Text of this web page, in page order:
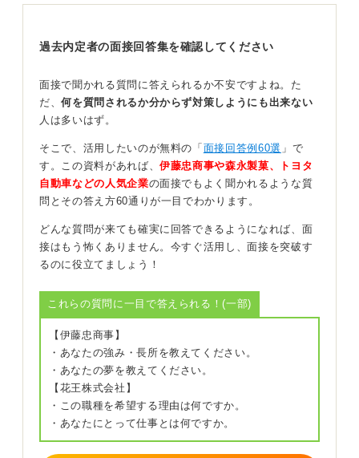
趣味で得たことを仕事につなげる！ 前向きに伝えよ
う
効果的にアピールするには、次のような流れで回答を組
み立てるのがおすすめです。
まず、趣味の内容を簡潔に伝えます。そして、その趣味
にどのように取り組んでいるか、具体的なエピソードを
交えて話をして、その活動から何を学び、どんな力が身
についたかを述べます。
性、情報収集力、分析力、創造力、表現力など、仕事に
活かせる要素は多くあります。
最後に、それらの経験が志望する職種や企業でどう役立
つのかを具体的に結びつけて話すと、あなたの魅力がよ
り伝わりやすくなります。
たとえば、読書が趣味であれば、「読書を通じて常に新
しい知識や異なる価値観に触れています。読書によって
過去内定者の面接回答集を確認してください
面接で聞かれる質問に答えられるか不安ですよね。た
だ、何を質問されるか分からず対策しようにも出来ない
人は多いはず。
そこで、活用したいのが無料の「 面接回答例60選 」で
す。この資料があれば、伊藤忠商事や森永製菓、トヨタ
自動車などの人気企業の面接でもよく聞かれるような質
問とその答え方60通りが一目でわかります。
どんな質問が来ても確実に回答できるようになれば、面
接はもう怖くありません。今すぐ活用し、面接を突破す
るのに役立てましょう！
これらの質問に一目で答えられる！(一部)
【伊藤忠商事】
・あなたの強み・長所を教えてください。
・あなたの夢を教えてください。
【花王株式会社】
・この職種を希望する理由は何ですか。
・あなたにとって仕事とは何ですか。